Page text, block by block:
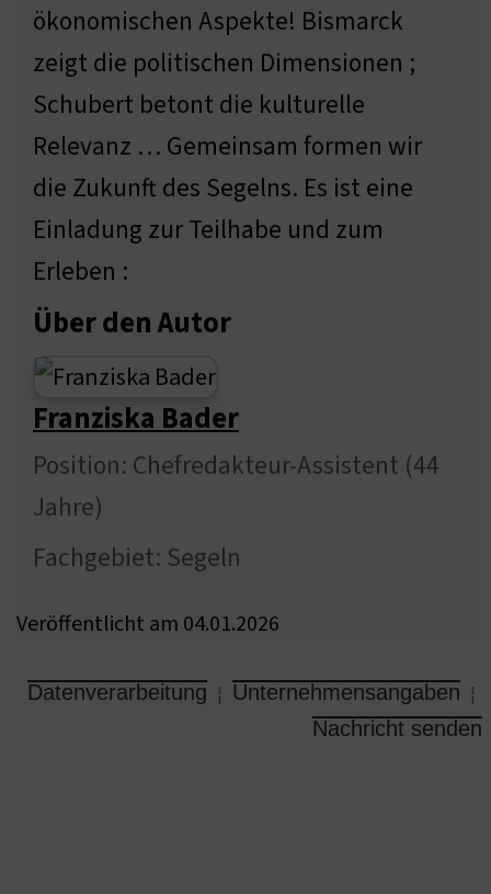
ökonomischen Aspekte! Bismarck
zeigt die politischen Dimensionen ;
Schubert betont die kulturelle
Relevanz … Gemeinsam formen wir
die Zukunft des Segelns. Es ist eine
Einladung zur Teilhabe und zum
Erleben :
Über den Autor
Franziska Bader
Position: Chefredakteur-Assistent (44
Jahre)
Fachgebiet: Segeln
Veröffentlicht am 04.01.2026
Datenverarbeitung ¦ Unternehmensangaben ¦
Nachricht senden